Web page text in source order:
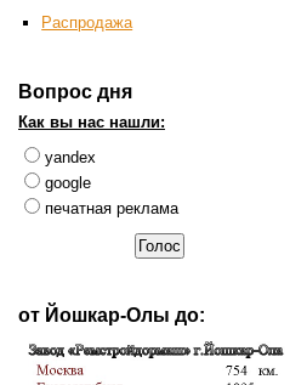
Распродажа
Вопрос дня
Как вы нас нашли:
yandex
google
печатная реклама
от Йошкар-Олы до: